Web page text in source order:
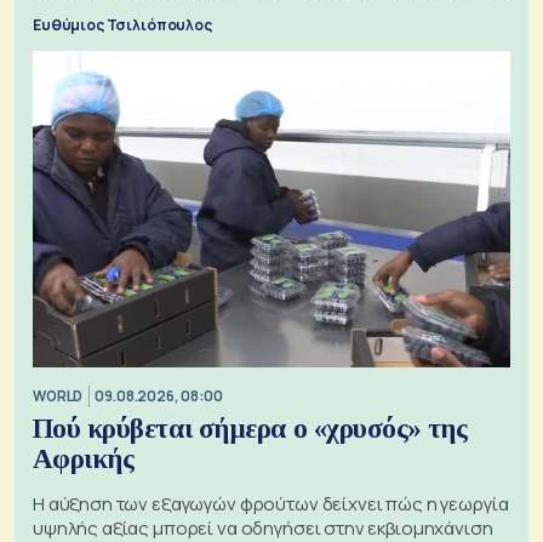
Ευθύμιος Τσιλιόπουλος
WORLD 09.08.2026, 08:00
Πού κρύβεται σήμερα ο «χρυσός» της
Αφρικής
Η αύξηση των εξαγωγών φρούτων δείχνει πώς η γεωργία
υψηλής αξίας μπορεί να οδηγήσει στην εκβιομηχάνιση